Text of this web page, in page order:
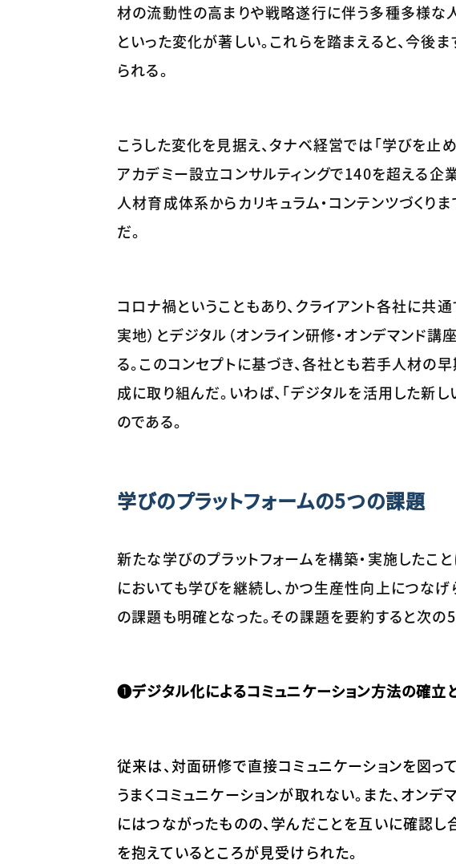
材の流動性の高まりや戦略遂行に伴う多種多様な
といった変化が著しい。これらを踏まえると、今後
られる。
こうした変化を見据え、タナベ経営では「学びを止
アカデミー設立コンサルティングで140を超える企
人材育成体系からカリキュラム・コンテンツづくり
だ。
コロナ禍ということもあり、クライアント各社に共
実地）とデジタル（オンライン研修・オンデマンド
る。このコンセプトに基づき、各社とも若手人材
成に取り組んだ。いわば、「デジタルを活用した新
のである。
学びのプラットフォームの5つの課題
新たな学びのプラットフォームを構築・実施したこ
においても学びを継続し、かつ生産性向上につな
の課題も明確となった。その課題を要約すると次の5
❶デジタル化によるコミュニケーション方法の確立
従来は、対面研修で直接コミュニケーションを図っ
うまくコミュニケーションが取れない。また、オン
にはつながったものの、学んだことを互いに確認
を抱えているところが見受けられた。